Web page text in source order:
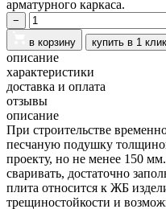
арматурного каркаса.
−
в корзину
купить в 1 клик
описание
характеристики
доставка и оплата
отзывы
описание
При строительстве
песчаную подушку
проекту, но не менее 150
сваривать, достаточно
плита относится к ЖБ
трещиностойкости и